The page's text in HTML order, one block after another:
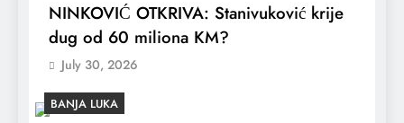
NINKOVIĆ OTKRIVA: Stanivuković krije
dug od 60 miliona KM?
July 30, 2026
BANJA LUKA